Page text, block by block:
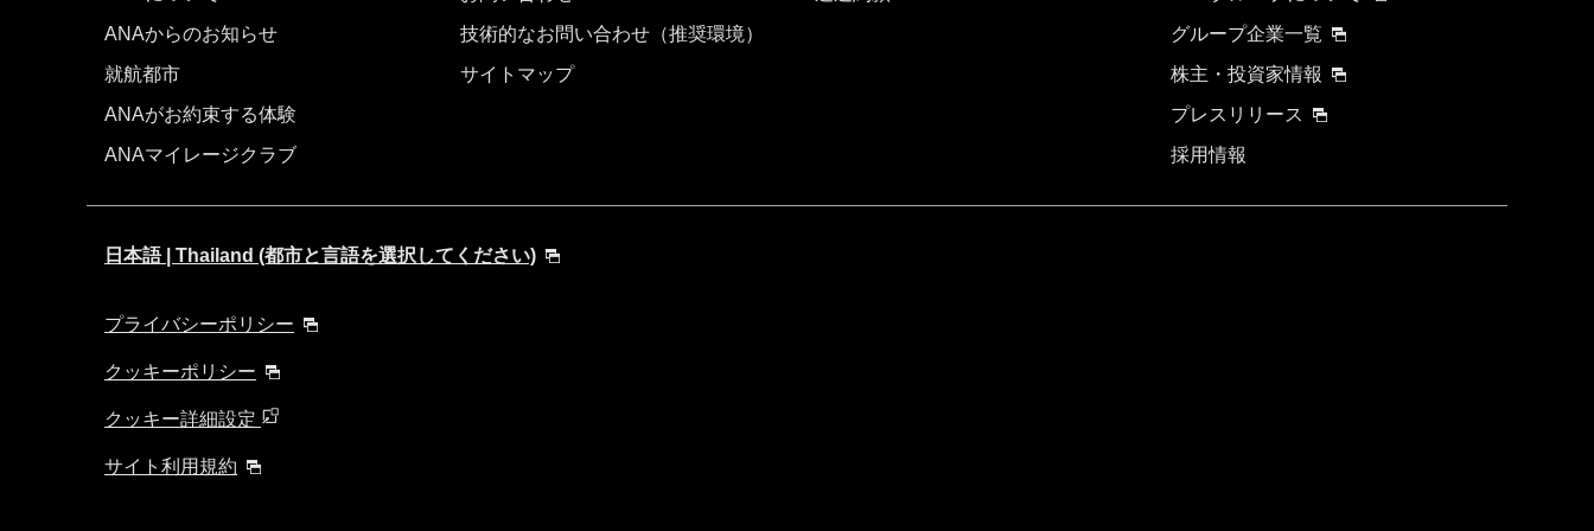
ANAからのお知らせ
就航都市
ANAがお約束する体験
ANAマイレージクラブ
技術的なお問い合わせ（推奨環境）
サイトマップ
グループ企業一覧
株主・投資家情報
プレスリリース
採用情報
日本語 | Thailand (都市と言語を選択してください)
プライバシーポリシー
クッキーポリシー
クッキー詳細設定
サイト利用規約